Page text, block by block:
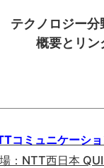
テクノロジー分
概要とリン
コミュニケーシ
：NTT西日本